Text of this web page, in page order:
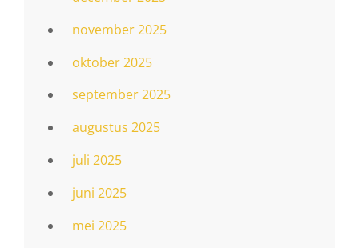
november 2025
oktober 2025
september 2025
augustus 2025
juli 2025
juni 2025
mei 2025